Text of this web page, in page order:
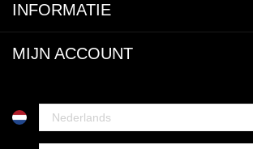
INFORMATIE
MIJN ACCOUNT